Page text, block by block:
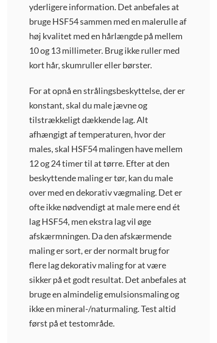
yderligere information. Det anbefales at
bruge HSF54 sammen med en malerulle af
høj kvalitet med en hårlængde på mellem
10 og 13 millimeter. Brug ikke ruller med
kort hår, skumruller eller børster.
For at opnå en strålingsbeskyttelse, der er
konstant, skal du male jævne og
tilstrækkeligt dækkende lag. Alt
afhængigt af temperaturen, hvor der
males, skal HSF54 malingen have mellem
12 og 24 timer til at tørre. Efter at den
beskyttende maling er tør, kan du male
over med en dekorativ vægmaling. Det er
ofte ikke nødvendigt at male mere end ét
lag HSF54, men ekstra lag vil øge
afskærmningen. Da den afskærmende
maling er sort, er der normalt brug for
flere lag dekorativ maling for at være
sikker på et godt resultat. Det anbefales at
bruge en almindelig emulsionsmaling og
ikke en mineral-/naturmaling. Test altid
først på et testområde.